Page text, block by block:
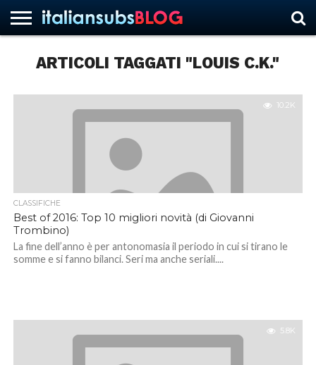
NEWS
ASCOLTI
RECENSIONI
INTERVISTE
CURIOSITÀ
CHI
CONTATTACI
FORUM
ITALIANSUBS
ARTICOLI TAGGATI "LOUIS C.K."
10.2K
CLASSIFICHE
Best of 2016: Top 10 migliori novità (di Giovanni
Trombino)
La fine dell’anno è per antonomasia il periodo in cui si tirano le
somme e si fanno bilanci. Seri ma anche seriali....
5.8K